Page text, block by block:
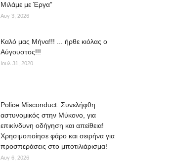
Μιλάμε με Έργα”
Αυγ 3, 2026
Kαλό μας Μήνα!!! ... ήρθε κιόλας ο
Αύγουστος!!!
Ιουλ 31, 2020
Police Misconduct: Συνελήφθη
αστυνομικός στην Μύκονο, για
επικίνδυνη οδήγηση και απείθεια!
Χρησιμοποίησε φάρο και σειρήνα για
προσπεράσεις στο μποτιλιάρισμα!
Αυγ 6, 2026